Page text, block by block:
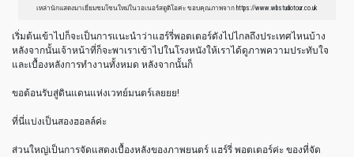
เหล่านักแสดงมาเยี่ยมชมโซนใหม่ในวอเนอร์สตูดิโอค่ะ ขอบคุณภาพจาก https://www.wbstudiotour.co.uk
เริ่มต้นเข้าไปก็จะเป็นการแนะนำว่าแฮร์รี่พอตเตอร์ดังไปไกลถึงประเทศไหนบ้าง
หลังจากนั้นเจ้าหน้าที่ก็จะพาเราเข้าไปในโรงหนังให้เราได้ดูภาพความประทับใจ
และเบื้องหลังการทำงานทั้งหมด หลังจากนั้นก็
ขอต้อนรับสู่ดินแดนแห่งเวทย์มนตร์เลยยย!
ที่นี่แบ่งเป็นสองฮอลล์ค่ะ
ส่วนใหญ่เป็นการจัดแสดงเบื้องหลังของภาพยนตร์ แฮร์รี่ พอตเตอร์ค่ะ ของที่จัด